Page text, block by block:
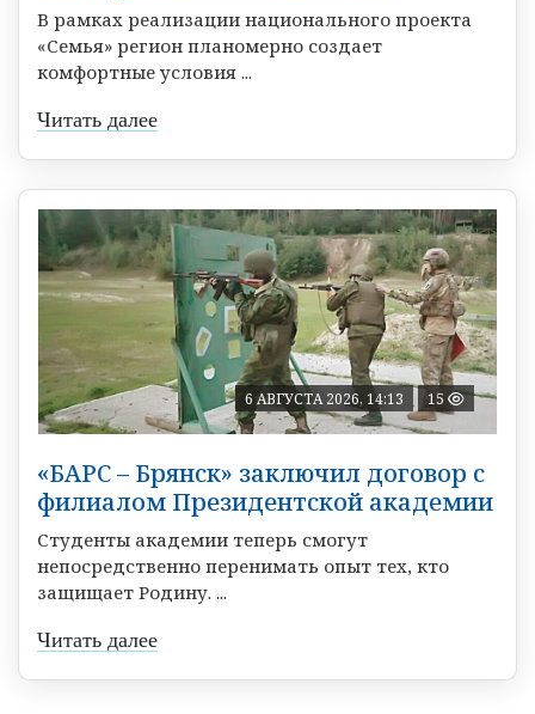
В рамках реализации национального проекта
«Семья» регион планомерно создает
комфортные условия ...
Читать далее
6 АВГУСТА 2026, 14:13 15
«БАРС – Брянск» заключил договор с
филиалом Президентской академии
Студенты академии теперь смогут
непосредственно перенимать опыт тех, кто
защищает Родину. ...
Читать далее